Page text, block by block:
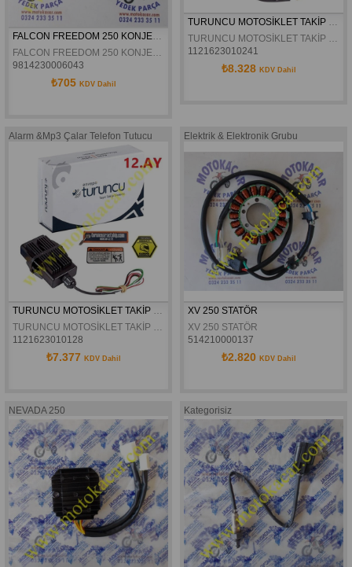
FALCON FREEDOM 250 KONJEKTÖR ORJINAL
9814230006043
₺705 KDV Dahil
1121623010241
₺8.328 KDV Dahil
Alarm &Mp3 Çalar Telefon Tutucu
1121623010128
₺7.377 KDV Dahil
Elektrik & Elektronik Grubu
XV 250 STATÖR
XV 250 STATÖR
514210000137
₺2.820 KDV Dahil
NEVADA 250 Kategorisiz